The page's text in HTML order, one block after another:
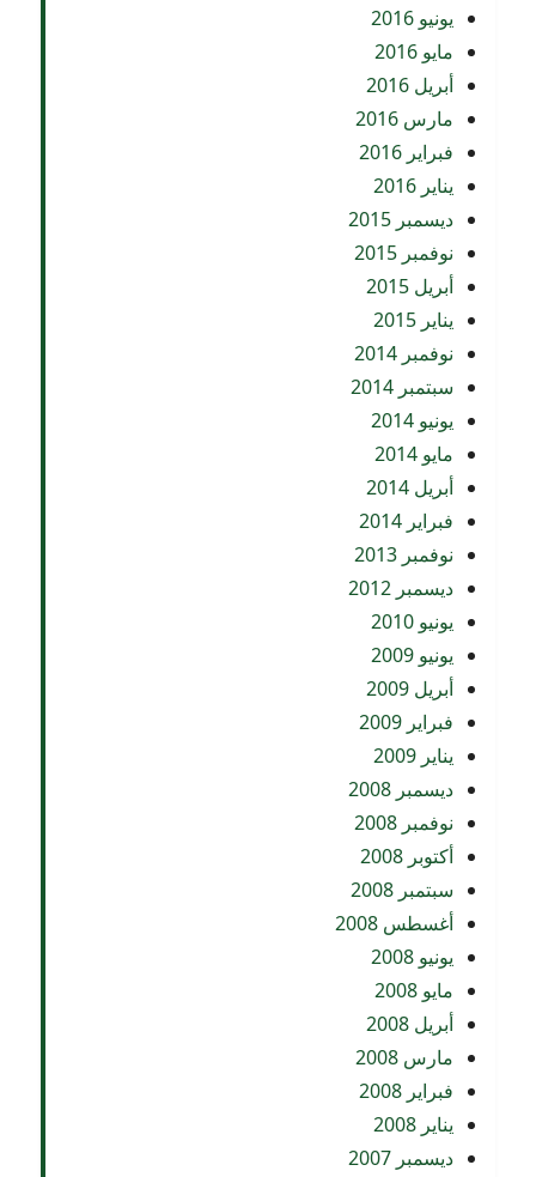
يونيو 2016
مايو 2016
أبريل 2016
مارس 2016
فبراير 2016
يناير 2016
ديسمبر 2015
نوفمبر 2015
أبريل 2015
يناير 2015
نوفمبر 2014
سبتمبر 2014
يونيو 2014
مايو 2014
أبريل 2014
فبراير 2014
نوفمبر 2013
ديسمبر 2012
يونيو 2010
يونيو 2009
أبريل 2009
فبراير 2009
يناير 2009
ديسمبر 2008
نوفمبر 2008
أكتوبر 2008
سبتمبر 2008
أغسطس 2008
يونيو 2008
مايو 2008
أبريل 2008
مارس 2008
فبراير 2008
يناير 2008
ديسمبر 2007